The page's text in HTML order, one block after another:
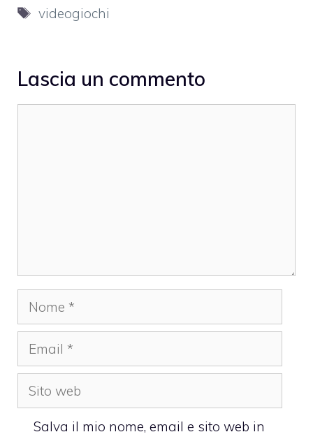
Tag
videogiochi
Lascia un commento
Nome
Email
Sito
web
Salva il mio nome, email e sito web in